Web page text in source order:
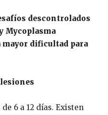
descontrolados
Mycoplasma
dificultad para
6 a 12 días. Existen